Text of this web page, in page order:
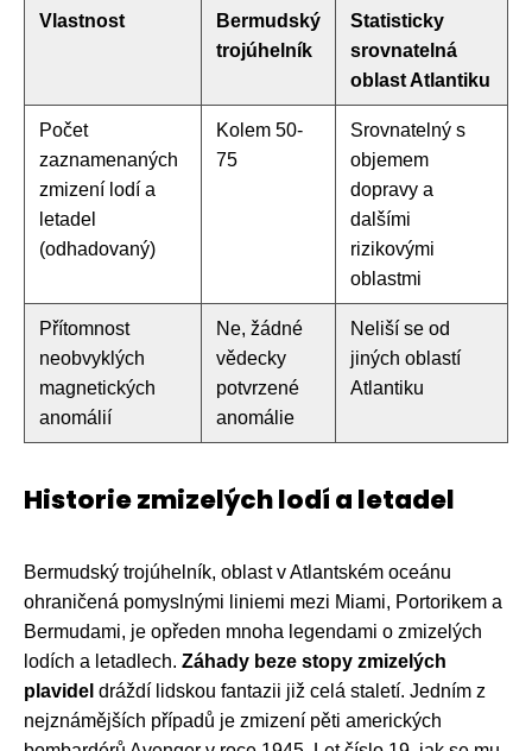
Vlastnost
Bermudský
trojúhelník
Statisticky
srovnatelná
oblast Atlantiku
Počet
zaznamenaných
zmizení lodí a
letadel
(odhadovaný)
Kolem 50-
75
Srovnatelný s
objemem
dopravy a
dalšími
rizikovými
oblastmi
Přítomnost
neobvyklých
magnetických
anomálií
Ne, žádné
vědecky
potvrzené
anomálie
Neliší se od
jiných oblastí
Atlantiku
Historie zmizelých lodí a letadel
Bermudský trojúhelník, oblast v Atlantském oceánu
ohraničená pomyslnými liniemi mezi Miami, Portorikem a
Bermudami, je opředen mnoha legendami o zmizelých
lodích a letadlech. Záhady beze stopy zmizelých
plavidel dráždí lidskou fantazii již celá staletí. Jedním z
nejznámějších případů je zmizení pěti amerických